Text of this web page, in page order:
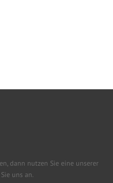
dann nutzen Sie eine unserer
uns an.